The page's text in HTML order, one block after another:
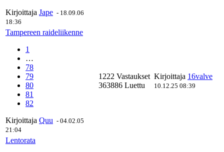
Kirjoittaja Jape - 18.09.06
18:36
Tampereen raideliikenne
1
…
78
79
80
81
82
Kirjoittaja Quu - 04.02.05
21:04
1222 Vastaukset
363886 Luettu
Kirjoittaja 16valve
10.12.25 08:39
Lentorata